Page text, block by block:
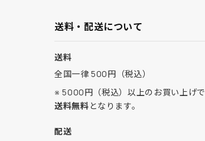
送料・配送について
送料
全国一律 500円（税込）
※ 5000円（税込）以上のお買い上げで
送料無料となります。
配送